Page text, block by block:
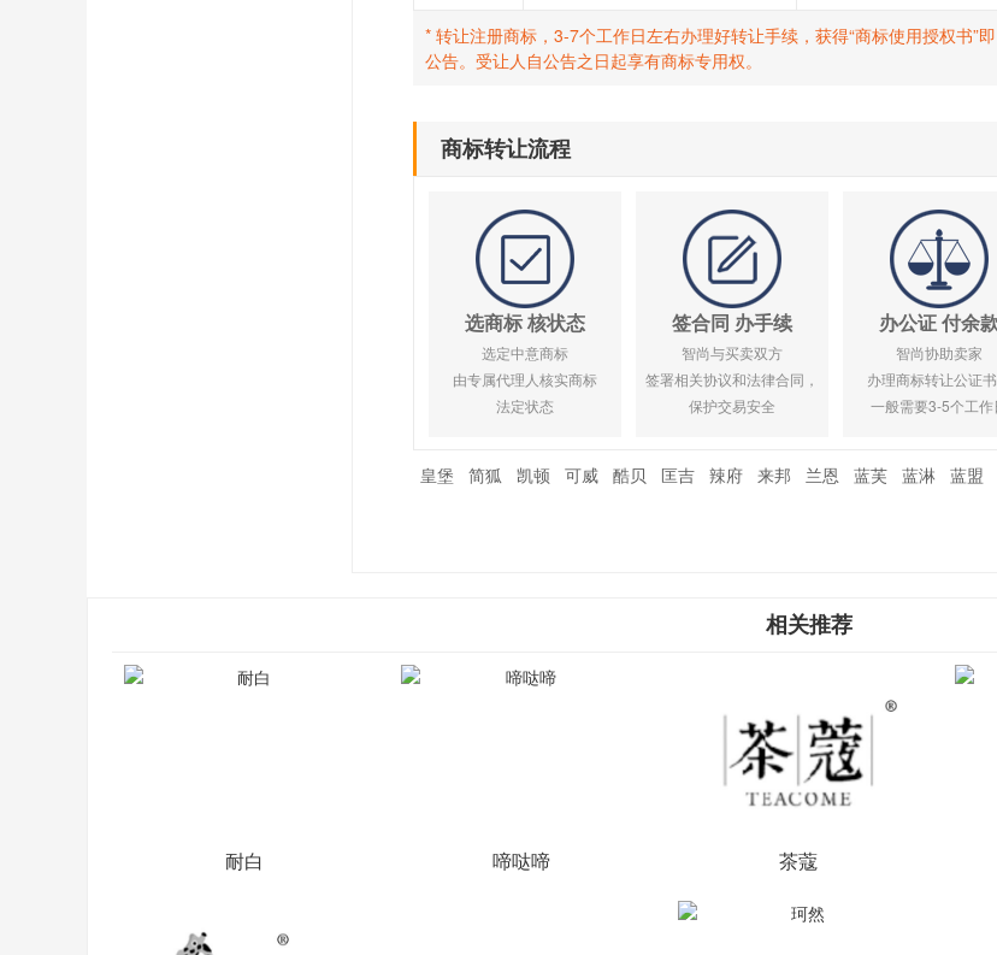
* 转让注册商标，3-7个工作日左右办理好转让手续，获得“商标使用授权书”
公告。受让人自公告之日起享有商标专用权。
商标转让流程
选商标 核状态
选定中意商标
由专属代理人核实商标
法定状态
签合同 办手续
智尚与买卖双方
签署相关协议和法律合同，
保护交易安全
办公证 付余
智尚协助卖家
办理商标转让公证书
一般需要3-5个工作
皇堡 简狐 凯顿 可威 酷贝 匡吉 辣府 来邦 兰恩 蓝芙 蓝淋 蓝盟
相关推荐
耐白 啼哒啼 茶蔻